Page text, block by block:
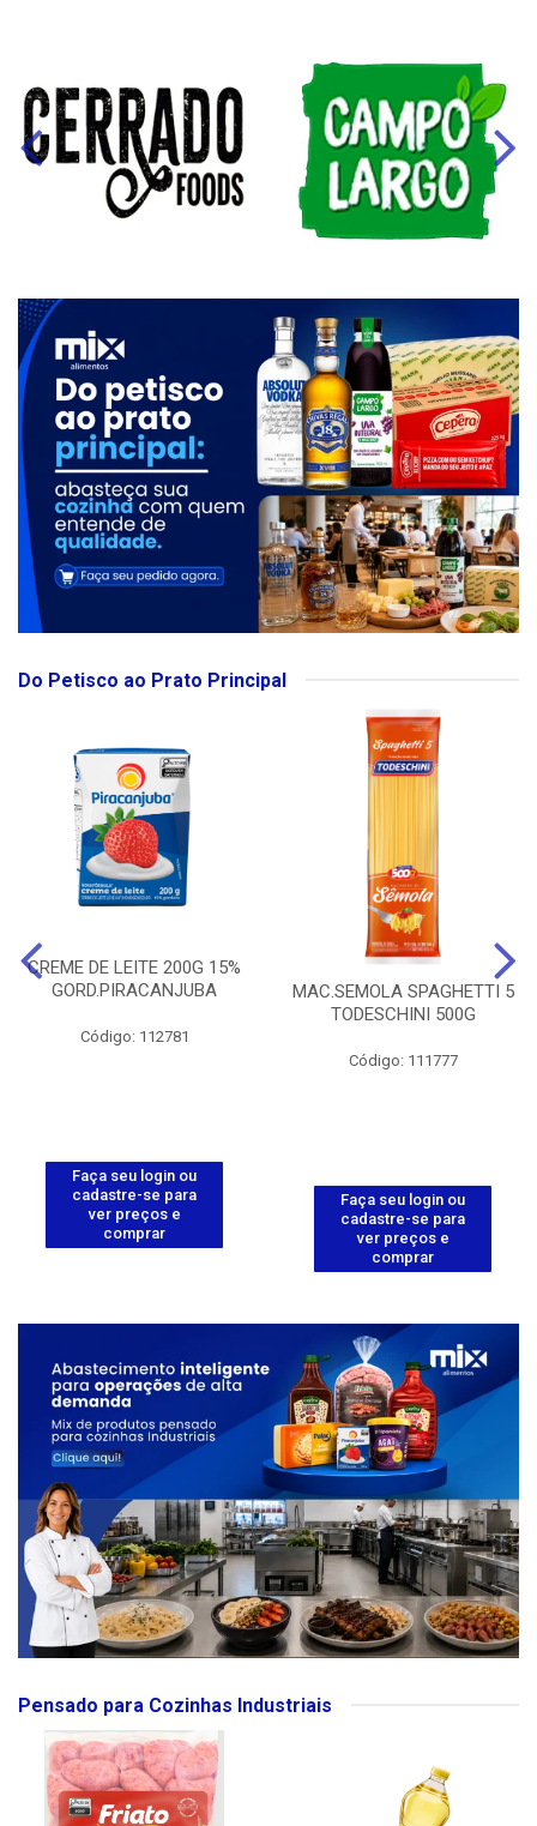
Do Petisco ao Prato Principal
CREME DE LEITE 200G 15%
GORD.PIRACANJUBA
Código: 112781
Faça seu login ou
cadastre-se para
ver preços e
comprar
MAC.SEMOLA SPAGHETTI 5
TODESCHINI 500G
Código: 111777
Faça seu login ou
cadastre-se para
ver preços e
comprar
Pensado para Cozinhas Industriais